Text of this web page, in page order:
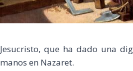
Jesucristo, que ha dado una
manos en Nazaret.